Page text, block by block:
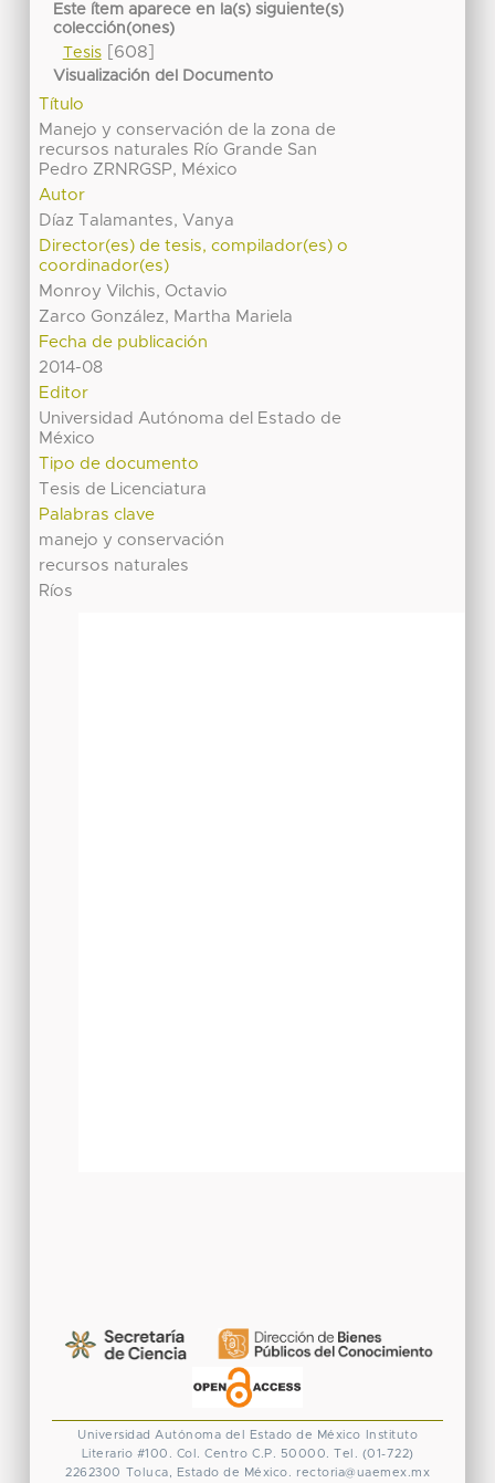
Este ítem aparece en la(s) siguiente(s)
colección(ones)
Tesis[608]
Visualización del Documento
Título
Manejo y conservación de la zona de
recursos naturales Río Grande San
Pedro ZRNRGSP, México
Autor
Díaz Talamantes, Vanya
Director(es) de tesis, compilador(es) o
coordinador(es)
Monroy Vilchis, Octavio
Zarco González, Martha Mariela
Fecha de publicación
2014-08
Editor
Universidad Autónoma del Estado de
México
Tipo de documento
Tesis de Licenciatura
Palabras clave
manejo y conservación
recursos naturales
Ríos
Universidad Autónoma del Estado de México
Instituto
Literario #100. Col. Centro C.P. 50000. Tel. (01-722)
2262300 Toluca, Estado de México. rectoria@uaemex.mx